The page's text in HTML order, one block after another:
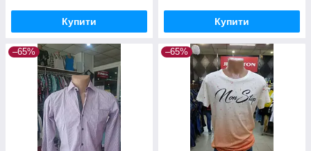
Купити Купити
–65% –65%